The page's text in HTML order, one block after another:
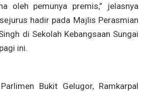
oleh pemunya premis,” jelasnya
hadir pada Majlis Perasmian
di Sekolah Kebangsaan Sungai
ini.
Bukit Gelugor, Ramkarpal